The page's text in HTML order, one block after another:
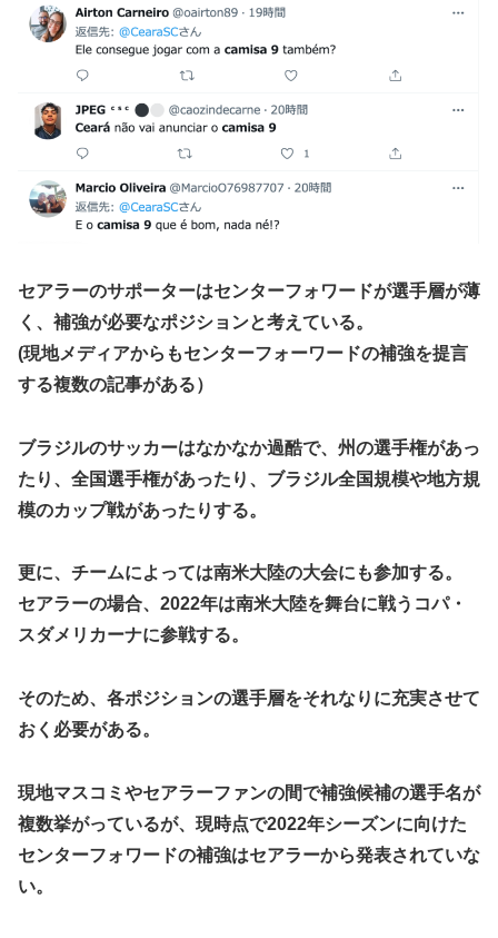
セアラーのサポーターはセンターフォワードが選手層が薄
く、補強が必要なポジションと考えている。
(現地メディアからもセンターフォーワードの補強を提言
する複数の記事がある）
ブラジルのサッカーはなかなか過酷で、州の選手権があっ
たり、全国選手権があったり、ブラジル全国規模や地方規
模のカップ戦があったりする。
更に、チームによっては南米大陸の大会にも参加する。
セアラーの場合、2022年は南米大陸を舞台に戦うコパ・
スダメリカーナに参戦する。
そのため、各ポジションの選手層をそれなりに充実させて
おく必要がある。
現地マスコミやセアラーファンの間で補強候補の選手名が
複数挙がっているが、現時点で2022年シーズンに向けた
センターフォワードの補強はセアラーから発表されていな
い。